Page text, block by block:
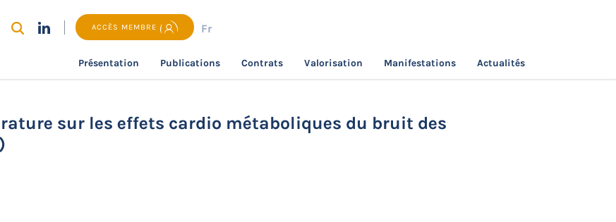
ACCÈS MEMBRE Fr
Présentation Publications Contrats Valorisation Manifestations Actualités
sur les effets cardio métaboliques du bruit des